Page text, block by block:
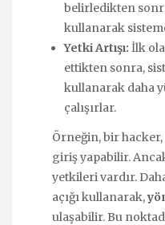
belirledikten
kullanarak
Yetki Artışı: İlk
ettikten sonra,
kullanarak daha
çalışırlar.
Örneğin, bir hacker,
giriş yapabilir.
yetkileri vardır.
açığı kullanarak,
ulaşabilir. Bu